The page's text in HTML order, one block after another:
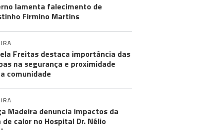
lamenta falecimento de
Firmino Martins
Freitas destaca importância das
na segurança e proximidade
comunidade
Madeira denuncia impactos da
de calor no Hospital Dr. Nélio